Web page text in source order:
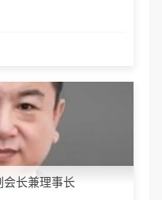
长兼理事长